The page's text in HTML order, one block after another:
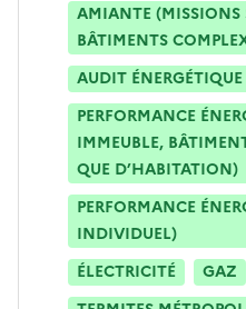
AMIANTE (MISSIONS
BÂTIMENTS
AUDIT ÉNERGÉTIQUE
PERFORMANCE
IMMEUBLE,
QUE D’HABITATION)
PERFORMANCE
INDIVIDUEL)
ÉLECTRICITÉ
GAZ